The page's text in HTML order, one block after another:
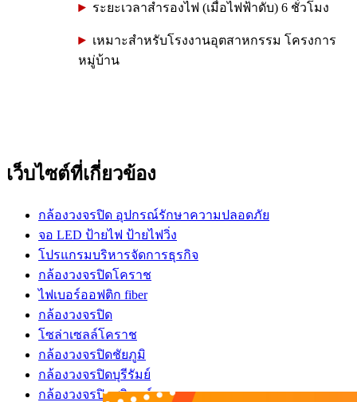
ระยะเวลาสำรองไฟ (เมื่อไฟฟ้าดับ) 6 ชั่วโมง
เหมาะสำหรับโรงงานอุตสาหกรรม โครงการ
หมู่บ้าน
เว็บไซต์ที่เกี่ยวข้อง
กล้องวงจรปิด อุปกรณ์รักษาความปลอดภัย
จอ LED ป้ายไฟ ป้ายไฟวิ่ง
โปรแกรมบริหารจัดการธุรกิจ
กล้องวงจรปิดโคราช
ไฟเบอร์ออฟติก fiber
กล้องวงจรปิด
โซล่าเซลล์โคราช
กล้องวงจรปิดชัยภูมิ
กล้องวงจรปิดบุรีรัมย์
กล้องวงจรปิดสุรินทร์